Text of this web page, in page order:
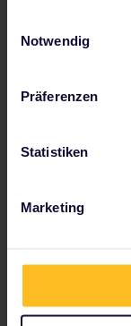
Notwendig
Präferenzen
Statistiken
Marketing
Bewertung
Zu